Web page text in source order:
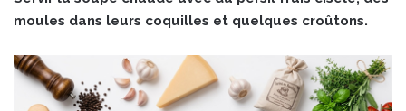
moules dans leurs coquilles et quelques croûtons.